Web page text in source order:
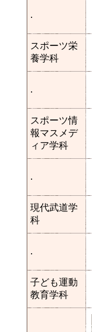
.
スポーツ栄
養学科
.
スポーツ情
報マスメデ
ィア学科
.
現代武道学
科
.
子ども運動
教育学科